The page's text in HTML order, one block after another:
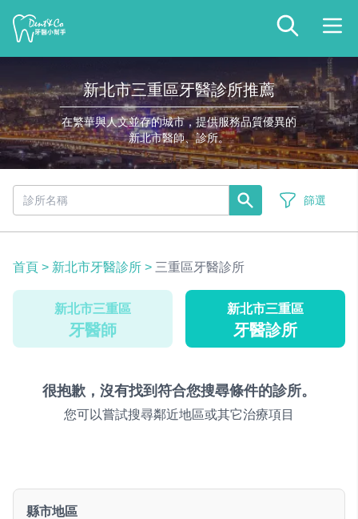
新北市三重區牙醫診所推薦
在繁華與人文並存的城市，提供服務品質優異的
新北市醫師、診所。
篩選
首頁 > 新北市牙醫診所 > 三重區牙醫診所
新北市三重區
牙醫師
新北市三重區
牙醫診所
很抱歉，沒有找到符合您搜尋條件的診所。
您可以嘗試搜尋鄰近地區或其它治療項目
縣市地區